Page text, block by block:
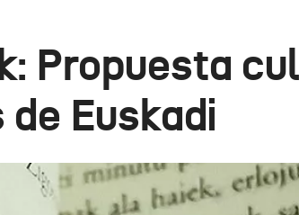
Propuesta
Euskadi